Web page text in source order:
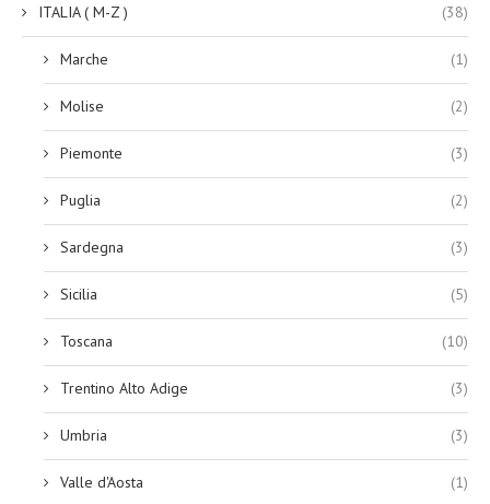
ITALIA ( M-Z ) (38)
Marche (1)
Molise (2)
Piemonte (3)
Puglia (2)
Sardegna (3)
Sicilia (5)
Toscana (10)
Trentino Alto Adige (3)
Umbria (3)
Valle d'Aosta (1)